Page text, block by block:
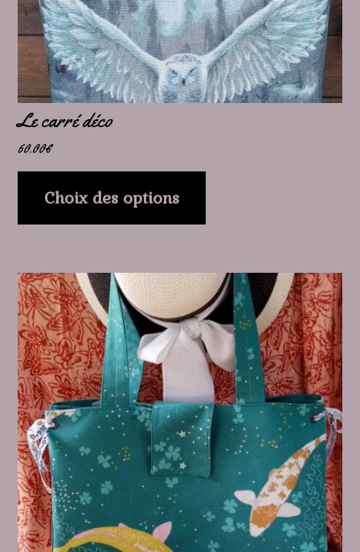
Le carré déco
60.00€
Choix des options
choisies
sur
la
page
du
produit